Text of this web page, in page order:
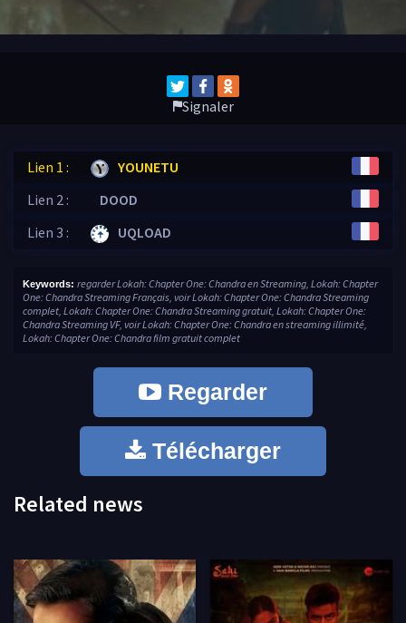
Signaler
Lien 1 :
YOUNETU
Lien 2 :
DOOD
Lien 3 :
UQLOAD
Keywords: regarder Lokah: Chapter One: Chandra en Streaming, Lokah: Chapter
One: Chandra Streaming Français, voir Lokah: Chapter One: Chandra Streaming
complet, Lokah: Chapter One: Chandra Streaming gratuit, Lokah: Chapter One:
Chandra Streaming VF, voir Lokah: Chapter One: Chandra en streaming illimité,
Lokah: Chapter One: Chandra film gratuit complet
Regarder
Télécharger
Related news